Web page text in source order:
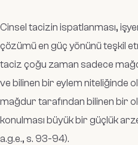
Cinsel tacizin ispatlanması,
çözümü en güç yönünü teşkil
taciz çoğu zaman sadece
ve bilinen bir eylem niteliğinde
mağdur tarafından bilinen bir
konulması büyük bir güçlük
a.g.e., s. 93-94).